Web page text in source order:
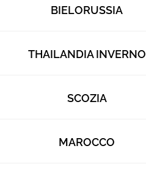
BIELORUSSIA
THAILANDIA INVERNO
SCOZIA
MAROCCO